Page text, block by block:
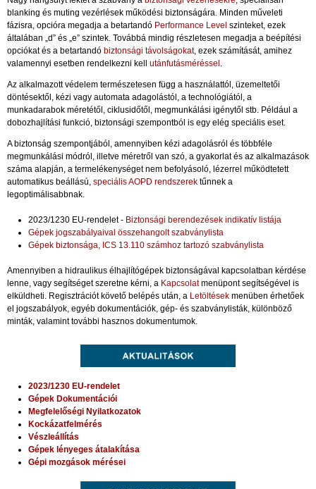
blanking és muting vezérlések működési biztonságára. Minden műveleti
fázisra, opcióra megadja a betartandó Performance Level szinteket, ezek
általában „d” és „e” szintek. Továbbá mindig részletesen megadja a beépítési
opciókat és a betartandó biztonsági távolságokat, ezek számítását, amihez
valamennyi esetben rendelkezni kell utánfutásméréssel .
Az alkalmazott védelem természetesen függ a használattól, üzemeltetői
döntésektől, kézi vagy automata adagolástól, a technológiától, a
munkadarabok méretétől, ciklusidőtől, megmunkálási igénytől stb. Például a
dobozhajlítási funkció, biztonsági szempontból is egy elég speciális eset.
A biztonság szempontjából, amennyiben kézi adagolásról és többféle
megmunkálási módról, illetve méretről van szó, a gyakorlat és az alkalmazások
száma alapján, a termelékenységet nem befolyásoló, lézerrel működtetett
automatikus beállású, speciális AOPD rendszerek tűnnek a
legoptimálisabbnak.
2023/1230 EU-rendelet - Biztonsági berendezések indikatív listája
Gépek jogszabályaival összehangolt szabványlista
Gépek biztonsága, ICS 13.110 számhoz tartozó szabványlista
Amennyiben a hidraulikus élhajlítógépek biztonságával kapcsolatban kérdése
lenne, vagy segítséget szeretne kérni, a Kapcsolatmenüpont segítségével is
elküldheti. Regisztrációt követő belépés után, a Letöltések menüben érhetőek
el jogszabályok, egyéb dokumentációk, gép- és szabványlisták, különböző
minták, valamint további hasznos dokumentumok.
2023/1230 EU-rendelet
Gépek Dokumentációi
Megfelelőségi Nyilatkozatok
Kockázatfelmérés
Vészleállítás
Gépek lényeges átalakítása
Gépi mozgások mérései